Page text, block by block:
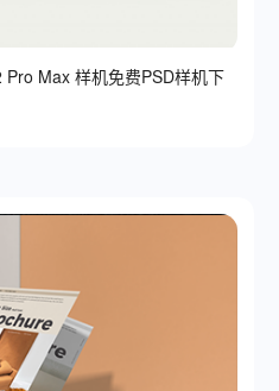
Max 样机免费PSD样机下